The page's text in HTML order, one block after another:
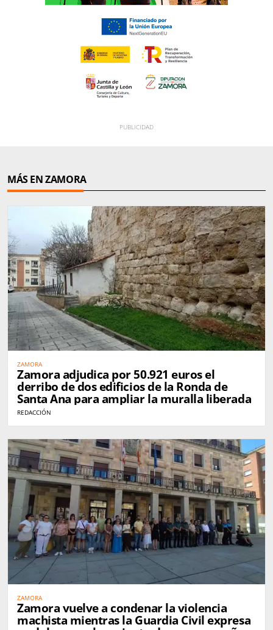
MÁS EN ZAMORA
ZAMORA
Zamora adjudica por 50.921 euros el
derribo de dos edificios de la Ronda de
Santa Ana para ampliar la muralla liberada
REDACCIÓN
ZAMORA
Zamora vuelve a condenar la violencia
machista mientras la Guardia Civil expresa